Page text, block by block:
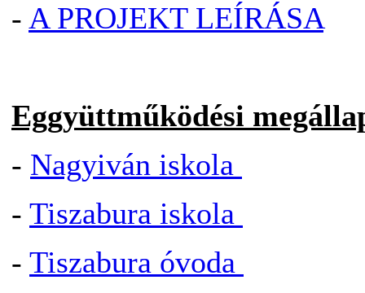
- A PROJEKT LEÍRÁSA
Eggyüttműködési
- Nagyiván iskola
- Tiszabura iskola
- Tiszabura óvoda